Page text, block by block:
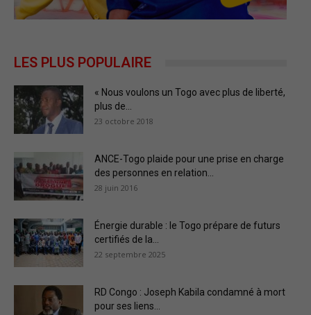
LES PLUS POPULAIRE
« Nous voulons un Togo avec plus de liberté,
plus de...
23 octobre 2018
ANCE-Togo plaide pour une prise en charge
des personnes en relation...
28 juin 2016
Énergie durable : le Togo prépare de futurs
certifiés de la...
22 septembre 2025
RD Congo : Joseph Kabila condamné à mort
pour ses liens...